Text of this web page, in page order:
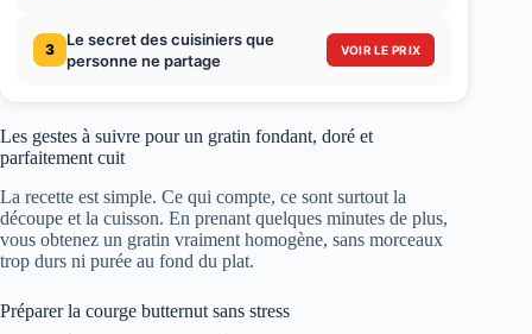
3
Le secret des cuisiniers que
personne ne partage
VOIR LE PRIX
Les gestes à suivre pour un gratin fondant, doré et
parfaitement cuit
La recette est simple. Ce qui compte, ce sont surtout la
découpe et la cuisson. En prenant quelques minutes de plus,
vous obtenez un gratin vraiment homogène, sans morceaux
trop durs ni purée au fond du plat.
Préparer la courge butternut sans stress